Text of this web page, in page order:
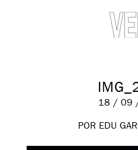
18 / 09
POR EDU